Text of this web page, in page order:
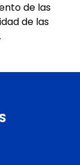
de las
de las